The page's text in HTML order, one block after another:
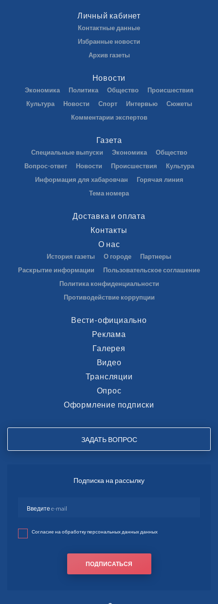
Личный кабинет
Контактные данные
Избранные новости
Архив газеты
Новости
Экономика Политика Общество
Происшествия
Культура
Новости Спорт Интервью
Сюжеты
Комментарии экспертов
Газета
Специальные выпуски Экономика
Общество
Вопрос-ответ
Новости Происшествия
Культура
Информация для хабаровчан
Горячая линия
Тема номера
Доставка и оплата
Контакты
О нас
История газеты О городе
Партнеры
Раскрытие информации
Пользовательское соглашение
Политика конфиденциальности
Противодействие коррупции
Вести-официально
Реклама
Галерея
Видео
Трансляции
Опрос
Оформление подписки
ЗАДАТЬ ВОПРОС
Подписка на рассылку
Согласие на обработку персональных данных данных
ПОДПИСАТЬСЯ